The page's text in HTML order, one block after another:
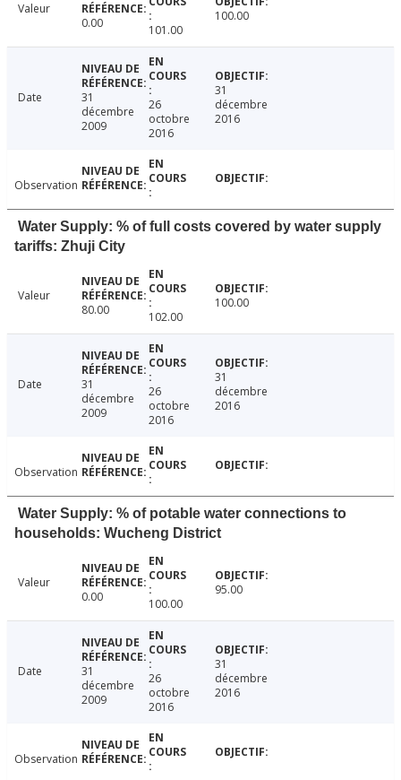
Valeur
0.00
101.00
100.00
Date
31
décembre
2009
26
octobre
2016
31
décembre
2016
Observation
Water Supply: % of full costs covered by water supply
tariffs: Zhuji City
Valeur
80.00
102.00
100.00
Date
31
décembre
2009
26
octobre
2016
31
décembre
2016
Observation
Water Supply: % of potable water connections to
households: Wucheng District
Valeur
0.00
100.00
95.00
Date
31
décembre
2009
26
octobre
2016
31
décembre
2016
Observation